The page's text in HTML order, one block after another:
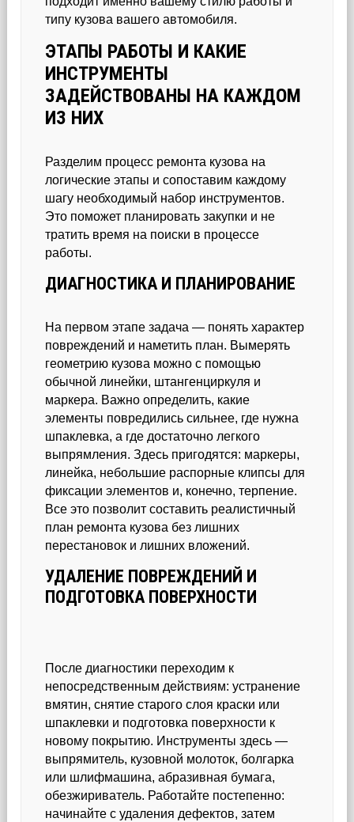
типу кузова вашего автомобиля.
ЭТАПЫ РАБОТЫ И КАКИЕ
ИНСТРУМЕНТЫ
ЗАДЕЙСТВОВАНЫ НА КАЖДОМ
ИЗ НИХ
Разделим процесс ремонта кузова на
логические этапы и сопоставим каждому
шагу необходимый набор инструментов.
Это поможет планировать закупки и не
тратить время на поиски в процессе
работы.
ДИАГНОСТИКА И ПЛАНИРОВАНИЕ
На первом этапе задача — понять характер
повреждений и наметить план. Вымерять
геометрию кузова можно с помощью
обычной линейки, штангенциркуля и
маркера. Важно определить, какие
элементы повредились сильнее, где нужна
шпаклевка, а где достаточно легкого
выпрямления. Здесь пригодятся: маркеры,
линейка, небольшие распорные клипсы для
фиксации элементов и, конечно, терпение.
Все это позволит составить реалистичный
план ремонта кузова без лишних
перестановок и лишних вложений.
УДАЛЕНИЕ ПОВРЕЖДЕНИЙ И
ПОДГОТОВКА ПОВЕРХНОСТИ
После диагностики переходим к
непосредственным действиям: устранение
вмятин, снятие старого слоя краски или
шпаклевки и подготовка поверхности к
новому покрытию. Инструменты здесь —
выпрямитель, кузовной молоток, болгарка
или шлифмашина, абразивная бумага,
обезжириватель. Работайте постепенно:
начинайте с удаления дефектов, затем